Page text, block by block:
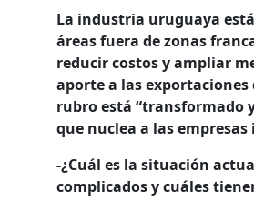
La industria uruguaya
áreas fuera de zonas
reducir costos y ampliar
aporte a las exportaciones
rubro está “transformado
que nuclea a las
-¿Cuál es la situación
complicados y cuáles